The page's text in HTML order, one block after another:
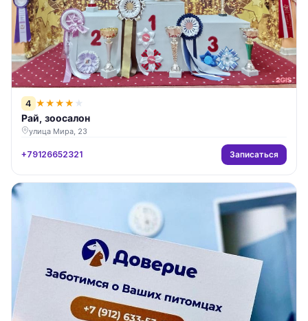
4 ★★★★ ★
Рай, зоосалон
улица Мира, 23
+79126652321 Записаться